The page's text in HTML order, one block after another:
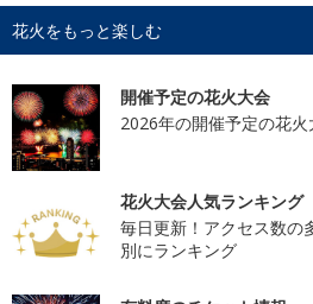
花火をもっと楽しむ
開催予定の花火大会
2026年の開催予定の花
花火大会人気ランキング
毎日更新！アクセス数の
別にランキング